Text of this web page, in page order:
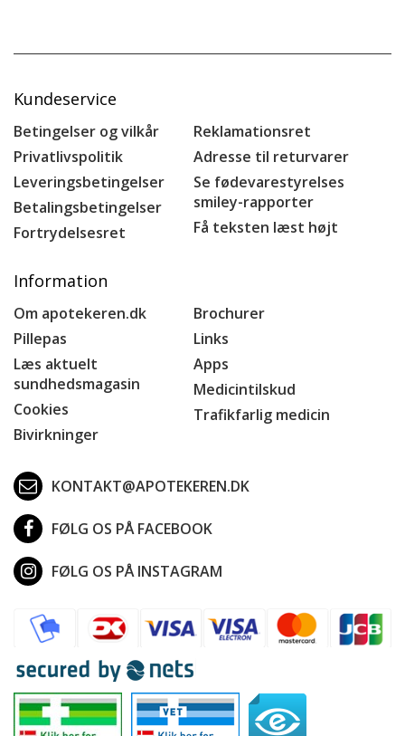
Kundeservice
Betingelser og vilkår
Privatlivspolitik
Leveringsbetingelser
Betalingsbetingelser
Fortrydelsesret
Reklamationsret
Adresse til returvarer
Se fødevarestyrelses
smiley-rapporter
Få teksten læst højt
Information
Om apotekeren.dk
Pillepas
Læs aktuelt
sundhedsmagasin
Cookies
Bivirkninger
Brochurer
Links
Apps
Medicintilskud
Trafikfarlig medicin
KONTAKT@APOTEKEREN.DK
FØLG OS PÅ FACEBOOK
FØLG OS PÅ INSTAGRAM